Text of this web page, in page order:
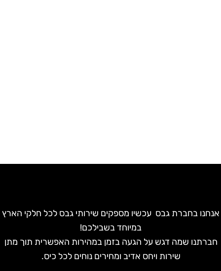
בחברת גבס עכשיו מספקים שירותי גבס לכל חלקי הארץ
במיוחד בשבילכם!
חברתנו שמה דגש על הגעה בזמן במהירות האפשרית תוך מתן
שירות ויחס אדיב ומחירים נוחים לכל כיס.